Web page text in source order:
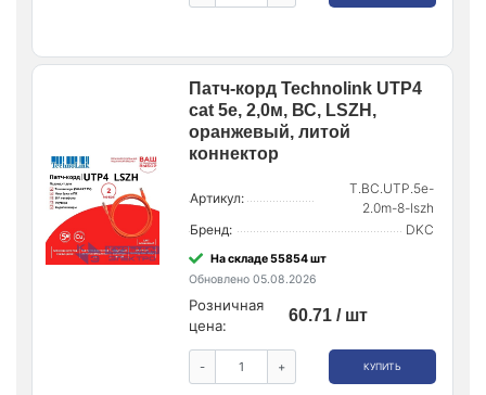
Патч-корд Technolink UTP4
cat 5e, 2,0м, ВС, LSZH,
оранжевый, литой
коннектор
Артикул:
T.BC.UTP.5e-
2.0m-8-lszh
Бренд:
DKC
На складе 55854 шт
Обновлено 05.08.2026
Розничная
цена:
60.71 / шт
- + КУПИТЬ